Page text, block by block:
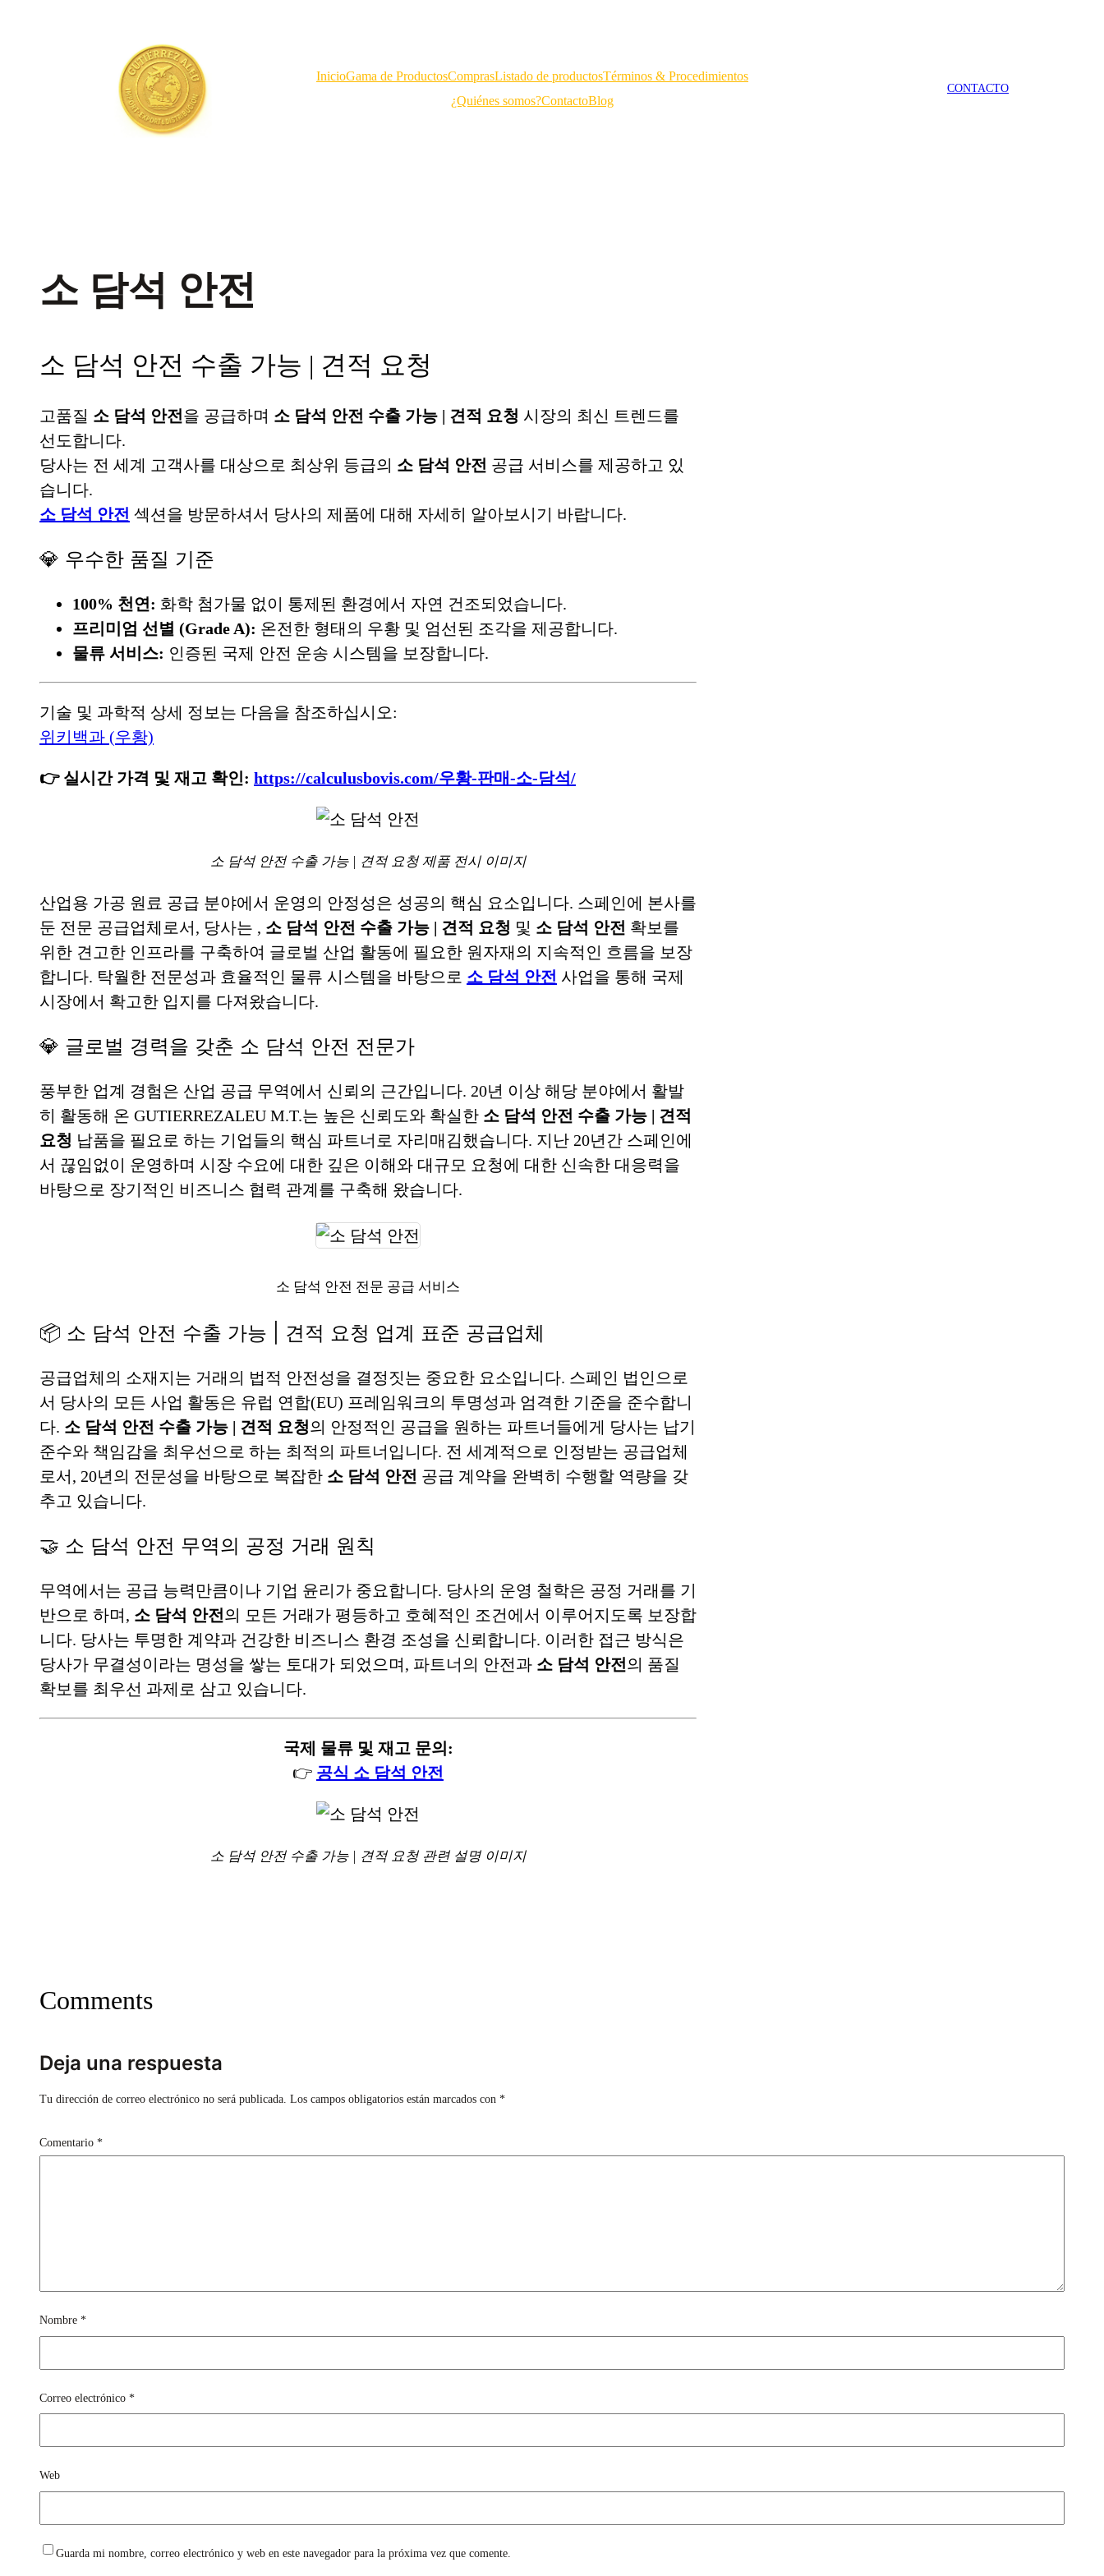
InicioGama de ProductosComprasListado de productosTérminos & Procedimientos
¿Quiénes somos?ContactoBlog
CONTACTO
소 담석 안전
소 담석 안전 수출 가능 | 견적 요청
고품질 소 담석 안전을 공급하며 소 담석 안전 수출 가능 | 견적 요청 시장의 최신 트렌드를
선도합니다.
당사는 전 세계 고객사를 대상으로 최상위 등급의 소 담석 안전 공급 서비스를 제공하고 있
습니다.
소 담석 안전 섹션을 방문하셔서 당사의 제품에 대해 자세히 알아보시기 바랍니다.
💎 우수한 품질 기준
100% 천연: 화학 첨가물 없이 통제된 환경에서 자연 건조되었습니다.
프리미엄 선별 (Grade A): 온전한 형태의 우황 및 엄선된 조각을 제공합니다.
물류 서비스: 인증된 국제 안전 운송 시스템을 보장합니다.
기술 및 과학적 상세 정보는 다음을 참조하십시오:
위키백과 (우황)
👉 실시간 가격 및 재고 확인: https://calculusbovis.com/우황-판매-소-담석/
소 담석 안전 수출 가능 | 견적 요청 제품 전시 이미지
산업용 가공 원료 공급 분야에서 운영의 안정성은 성공의 핵심 요소입니다. 스페인에 본사를
둔 전문 공급업체로서, 당사는 , 소 담석 안전 수출 가능 | 견적 요청 및 소 담석 안전 확보를
위한 견고한 인프라를 구축하여 글로벌 산업 활동에 필요한 원자재의 지속적인 흐름을 보장
합니다. 탁월한 전문성과 효율적인 물류 시스템을 바탕으로 소 담석 안전 사업을 통해 국제
시장에서 확고한 입지를 다져왔습니다.
💎 글로벌 경력을 갖춘 소 담석 안전 전문가
풍부한 업계 경험은 산업 공급 무역에서 신뢰의 근간입니다. 20년 이상 해당 분야에서 활발
히 활동해 온 GUTIERREZALEU M.T.는 높은 신뢰도와 확실한 소 담석 안전 수출 가능 | 견적
요청 납품을 필요로 하는 기업들의 핵심 파트너로 자리매김했습니다. 지난 20년간 스페인에
서 끊임없이 운영하며 시장 수요에 대한 깊은 이해와 대규모 요청에 대한 신속한 대응력을
바탕으로 장기적인 비즈니스 협력 관계를 구축해 왔습니다.
소 담석 안전 전문 공급 서비스
📦 소 담석 안전 수출 가능 | 견적 요청 업계 표준 공급업체
공급업체의 소재지는 거래의 법적 안전성을 결정짓는 중요한 요소입니다. 스페인 법인으로
서 당사의 모든 사업 활동은 유럽 연합(EU) 프레임워크의 투명성과 엄격한 기준을 준수합니
다. 소 담석 안전 수출 가능 | 견적 요청의 안정적인 공급을 원하는 파트너들에게 당사는 납기
준수와 책임감을 최우선으로 하는 최적의 파트너입니다. 전 세계적으로 인정받는 공급업체
로서, 20년의 전문성을 바탕으로 복잡한 소 담석 안전 공급 계약을 완벽히 수행할 역량을 갖
추고 있습니다.
🤝 소 담석 안전 무역의 공정 거래 원칙
무역에서는 공급 능력만큼이나 기업 윤리가 중요합니다. 당사의 운영 철학은 공정 거래를 기
반으로 하며, 소 담석 안전의 모든 거래가 평등하고 호혜적인 조건에서 이루어지도록 보장합
니다. 당사는 투명한 계약과 건강한 비즈니스 환경 조성을 신뢰합니다. 이러한 접근 방식은
당사가 무결성이라는 명성을 쌓는 토대가 되었으며, 파트너의 안전과 소 담석 안전의 품질
확보를 최우선 과제로 삼고 있습니다.
국제 물류 및 재고 문의:
👉 공식 소 담석 안전
소 담석 안전 수출 가능 | 견적 요청 관련 설명 이미지
Comments
Deja una respuesta
Tu dirección de correo electrónico no será publicada. Los campos obligatorios están marcados con *
Comentario *
Nombre *
Correo electrónico *
Web
Guarda mi nombre, correo electrónico y web en este navegador para la próxima vez que comente.